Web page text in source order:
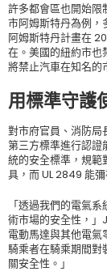
許多都會區也開始限
市阿姆斯特丹為例，
阿姆斯特丹計畫在
在。美國的紐約市也
將禁止汽車在知名
用標準守護
對市府官員、消防局
第三方標準進行認證
統的安全標準，規範
具，而 UL 2849 能
「透過我們的電氣
術市場的安全性，」
電動馬達與其他電
騎乘者在騎乘期間對
關安全性。」